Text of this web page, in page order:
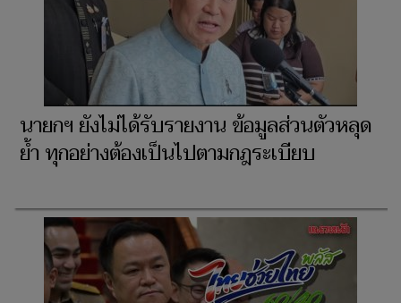
นายกฯ ยังไม่ได้รับรายงาน ข้อมูลส่วนตัวหลุด
ย้ำ ทุกอย่างต้องเป็นไปตามกฎระเบียบ